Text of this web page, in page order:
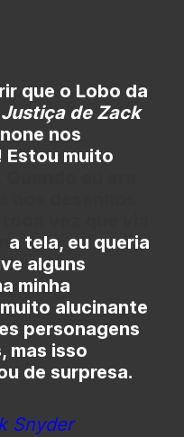
que o Lobo da
de Zack
nos
Estou muito
a tela, eu queria
alguns
minha
alucinante
personagens
mas isso
de surpresa.
Snyder